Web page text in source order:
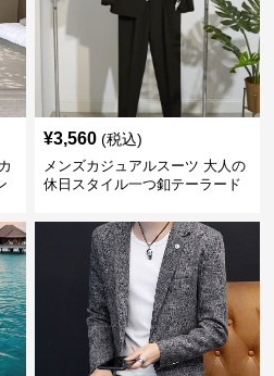
¥3,560 (税込)
メンズカジュアルスーツ 大人の
休日スタイル一つ釦テーラード